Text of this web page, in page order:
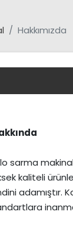
Hakkımızda
sarma
kaliteli
adamıştır.